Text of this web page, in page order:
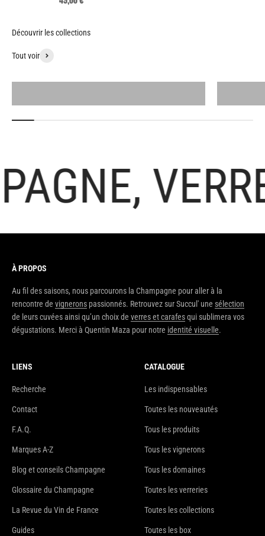
Tout voir
Tous les produits
À PROPOS
Au fil des saisons, nous parcourons la Champagne pour aller à la
rencontre de vignerons passionnés. Retrouvez sur Succul' une sélection
de leurs cuvées ainsi qu’un choix de verres et carafesqui sublimera vos
dégustations. Merci à Quentin Maza pour notre identité visuelle.
LIENS
Recherche
Contact
F.A.Q.
Marques A-Z
Blog et conseils Champagne
Glossaire du Champagne
La Revue du Vin de France
Guides
CATALOGUE
Les indispensables
Toutes les nouveautés
Tous les produits
Tous les vignerons
Tous les domaines
Toutes les verreries
Toutes les collections
Toutes les box